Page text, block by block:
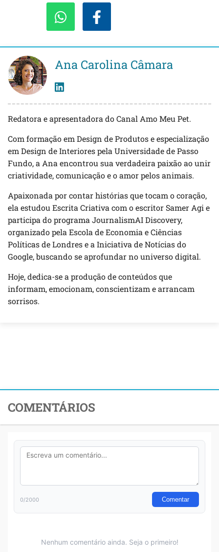
Ana Carolina Câmara
Redatora e apresentadora do Canal Amo Meu Pet.
Com formação em Design de Produtos e especialização
em Design de Interiores pela Universidade de Passo
Fundo, a Ana encontrou sua verdadeira paixão ao unir
criatividade, comunicação e o amor pelos animais.
Apaixonada por contar histórias que tocam o coração,
ela estudou Escrita Criativa com o escritor Samer Agi e
participa do programa JournalismAI Discovery,
organizado pela Escola de Economia e Ciências
Políticas de Londres e a Iniciativa de Notícias do
Google, buscando se aprofundar no universo digital.
Hoje, dedica-se a produção de conteúdos que
informam, emocionam, conscientizam e arrancam
sorrisos.
COMENTÁRIOS